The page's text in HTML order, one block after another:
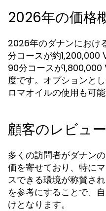
2026年の価格
2026年のダナンにおけ
分コースが約1,200,000
90分コースが
度です。オプションと
ロマオイルの使用も可能
顧客のレビュ
多くの訪問者がダナン
価を寄せており、特に
スできる環境が称賛さ
を参考にすることで、
けとなります。